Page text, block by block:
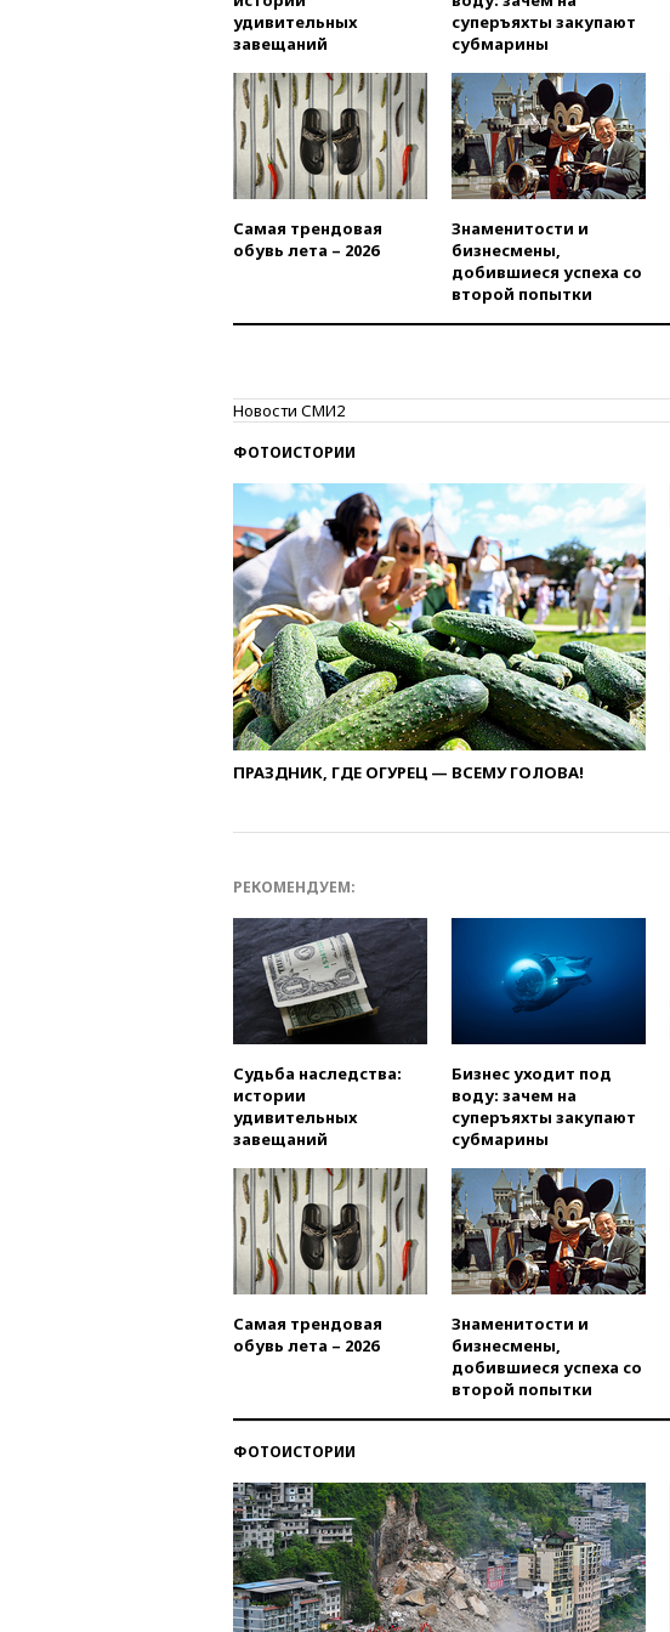
удивительных
завещаний
суперъяхты закупают
субмарины
Самая трендовая
обувь лета – 2026
Знаменитости и
бизнесмены,
добившиеся успеха со
второй попытки
Новости СМИ2
ФОТОИСТОРИИ
ПРАЗДНИК, ГДЕ ОГУРЕЦ — ВСЕМУ ГОЛОВА!
РЕКОМЕНДУЕМ:
Судьба наследства:
истории
удивительных
завещаний
Бизнес уходит под
воду: зачем на
суперъяхты закупают
субмарины
Самая трендовая
обувь лета – 2026
Знаменитости и
бизнесмены,
добившиеся успеха со
второй попытки
ФОТОИСТОРИИ